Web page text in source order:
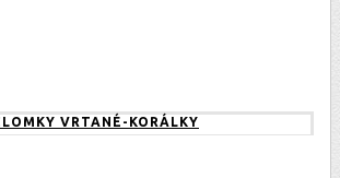
VRTANÉ-KORÁLKY